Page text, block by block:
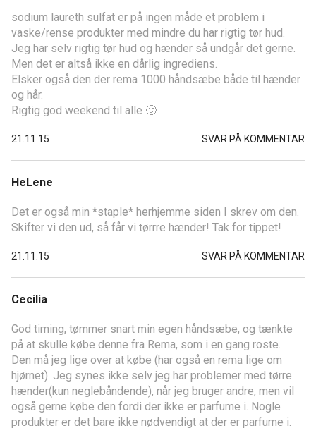
sodium laureth sulfat er på ingen måde et problem i
vaske/rense produkter med mindre du har rigtig tør hud.
Jeg har selv rigtig tør hud og hænder så undgår det gerne.
Men det er altså ikke en dårlig ingrediens.
Elsker også den der rema 1000 håndsæbe både til hænder
og hår.
Rigtig god weekend til alle 🙂
21.11.15 SVAR PÅ KOMMENTAR
HeLene
Det er også min *staple* herhjemme siden I skrev om den.
Skifter vi den ud, så får vi tørrre hænder! Tak for tippet!
21.11.15 SVAR PÅ KOMMENTAR
Cecilia
God timing, tømmer snart min egen håndsæbe, og tænkte
på at skulle købe denne fra Rema, som i en gang roste.
Den må jeg lige over at købe (har også en rema lige om
hjørnet). Jeg synes ikke selv jeg har problemer med tørre
hænder(kun neglebåndende), når jeg bruger andre, men vil
også gerne købe den fordi der ikke er parfume i. Nogle
produkter er det bare ikke nødvendigt at der er parfume i.